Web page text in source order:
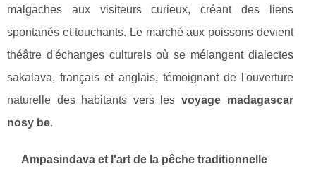
malgaches aux visiteurs curieux, créant des liens
spontanés et touchants. Le marché aux poissons devient
théâtre d'échanges culturels où se mélangent dialectes
sakalava, français et anglais, témoignant de l'ouverture
naturelle des habitants vers les voyage madagascar
nosy be.
Ampasindava et l'art de la pêche traditionnelle